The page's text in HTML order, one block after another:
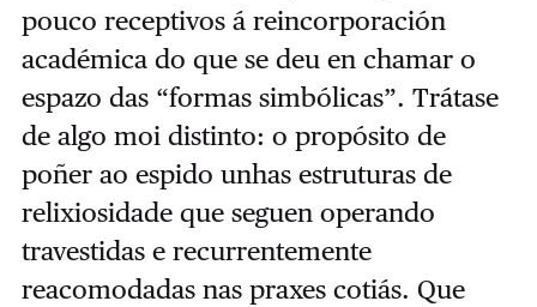
pouco receptivos á reincorporación
académica do que se deu en chamar o
espazo das “formas simbólicas”. Trátase
de algo moi distinto: o propósito de
poñer ao espido unhas estruturas de
relixiosidade que seguen operando
travestidas e recurrentemente
reacomodadas nas praxes cotiás. Que